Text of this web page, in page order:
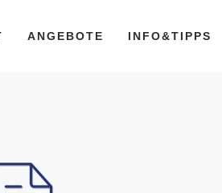
ANGEBOTE INFO&TIPPS